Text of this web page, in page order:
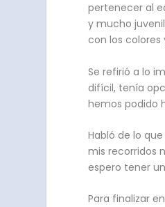
pertenecer al
y mucho
con los colores
Se refirió a lo
difícil, tenía
hemos podido
Habló de lo
mis recorridos
espero tener
Para finalizar